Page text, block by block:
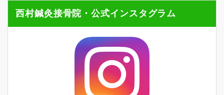
西村鍼灸接骨院・公式インスタグラム